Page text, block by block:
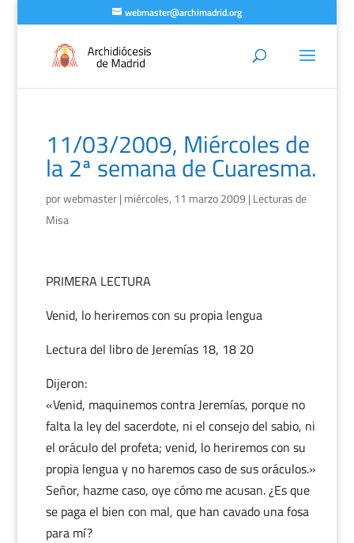
webmaster@archimadrid.org
11/03/2009, Miércoles de
la 2ª semana de Cuaresma.
porwebmaster| miércoles, 11 marzo 2009 | Lecturas de
Misa
PRIMERA LECTURA
Venid, lo heriremos con su propia lengua
Lectura del libro de Jeremías 18, 18 20
Dijeron:
«Venid, maquinemos contra Jeremías, porque no
falta la ley del sacerdote, ni el consejo del sabio, ni
el oráculo del profeta; venid, lo heriremos con su
propia lengua y no haremos caso de sus oráculos.»
Señor, hazme caso, oye cómo me acusan. ¿Es que
se paga el bien con mal, que han cavado una fosa
para mí?